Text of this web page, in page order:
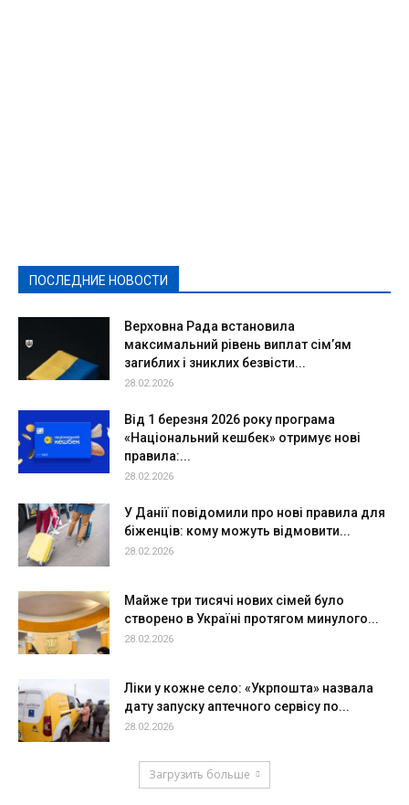
ПОСЛЕДНИЕ НОВОСТИ
Верховна Рада встановила
максимальний рівень виплат сім’ям
загиблих і зниклих безвісти...
28.02.2026
Від 1 березня 2026 року програма
«Національний кешбек» отримує нові
правила:...
28.02.2026
У Данії повідомили про нові правила для
біженців: кому можуть відмовити...
28.02.2026
Майже три тисячі нових сімей було
створено в Україні протягом минулого...
28.02.2026
Ліки у кожне село: «Укрпошта» назвала
дату запуску аптечного сервісу по...
28.02.2026
Загрузить больше